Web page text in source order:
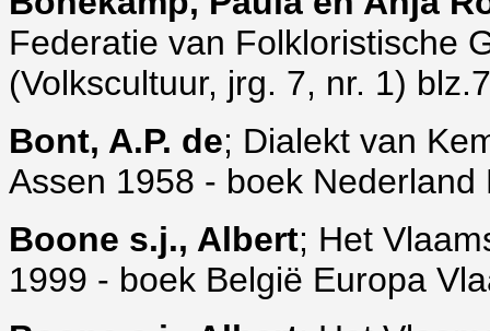
Federatie van Folkloristische
(Volkscultuur, jrg. 7, nr. 1)
Bont, A.P. de; Dialekt van
Assen 1958 - boek
Boone s.j., Albert; Het
1999 - boek België Europa